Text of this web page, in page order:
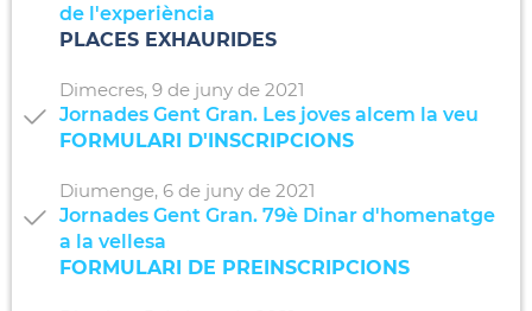
de l'experiència
PLACES EXHAURIDES
Dimecres, 9 de juny de 2021
Jornades Gent Gran. Les joves alcem la veu
FORMULARI D'INSCRIPCIONS
Diumenge, 6 de juny de 2021
Jornades Gent Gran. 79è Dinar d'homenatge
a la vellesa
FORMULARI DE PREINSCRIPCIONS